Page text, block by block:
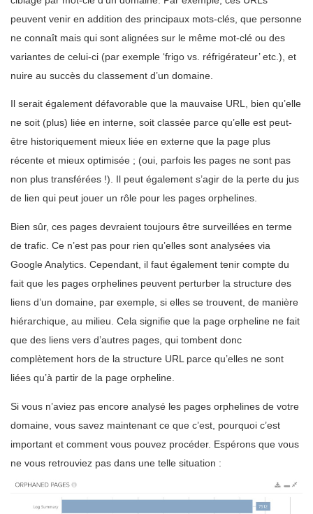
peuvent venir en addition des principaux mots-clés, que personne
ne connaît mais qui sont alignées sur le même mot-clé ou des
variantes de celui-ci (par exemple ‘frigo vs. réfrigérateur’ etc.), et
nuire au succès du classement d’un domaine.
Il serait également défavorable que la mauvaise URL, bien qu’elle
ne soit (plus) liée en interne, soit classée parce qu’elle est peut-
être historiquement mieux liée en externe que la page plus
récente et mieux optimisée ; (oui, parfois les pages ne sont pas
non plus transférées !). Il peut également s’agir de la perte du jus
de lien qui peut jouer un rôle pour les pages orphelines.
Bien sûr, ces pages devraient toujours être surveillées en terme
de trafic. Ce n’est pas pour rien qu’elles sont analysées via
Google Analytics. Cependant, il faut également tenir compte du
fait que les pages orphelines peuvent perturber la structure des
liens d’un domaine, par exemple, si elles se trouvent, de manière
hiérarchique, au milieu. Cela signifie que la page orpheline ne fait
que des liens vers d’autres pages, qui tombent donc
complètement hors de la structure URL parce qu’elles ne sont
liées qu’à partir de la page orpheline.
Si vous n’aviez pas encore analysé les pages orphelines de votre
domaine, vous savez maintenant ce que c’est, pourquoi c’est
important et comment vous pouvez procéder. Espérons que vous
ne vous retrouviez pas dans une telle situation :